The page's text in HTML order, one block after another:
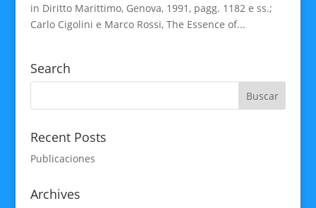
in Diritto Marittimo, Genova, 1991, pagg. 1182 e ss.;
Carlo Cigolini e Marco Rossi, The Essence of...
Search
Recent Posts
Publicaciones
Archives